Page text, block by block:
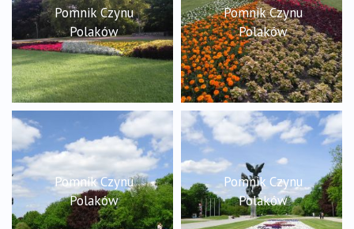
Pomnik Czynu
Polaków
Pomnik Czynu
Polaków
Pomnik Czynu
Polaków
Pomnik Czynu
Polaków